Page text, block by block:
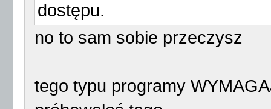
dostępu.
no to sam sobie przeczysz
tego typu programy